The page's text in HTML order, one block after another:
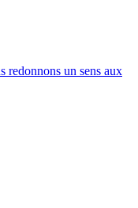
un sens aux